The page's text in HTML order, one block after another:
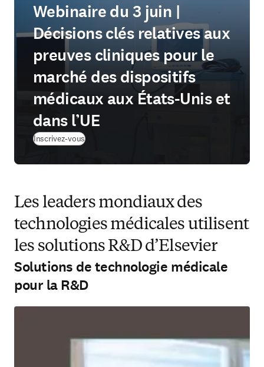
Webinaire du 3 juin |
Décisions clés relatives aux
preuves cliniques pour le
marché des dispositifs
médicaux aux États-Unis et
dans l’UE
Inscrivez-vous(
Les leaders mondiaux des
technologies médicales utilisent
les solutions R&D d’Elsevier
Solutions de technologie médicale
pour la R&D